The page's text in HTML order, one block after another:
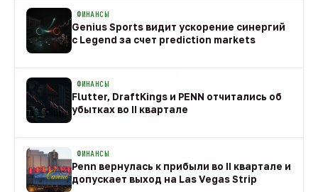
ФИНАНСЫ
Genius Sports видит ускорение синергий
с Legend за счет prediction markets
ФИНАНСЫ
Flutter, DraftKings и PENN отчитались об
убытках во II квартале
ФИНАНСЫ
Penn вернулась к прибыли во II квартале и
допускает выход на Las Vegas Strip